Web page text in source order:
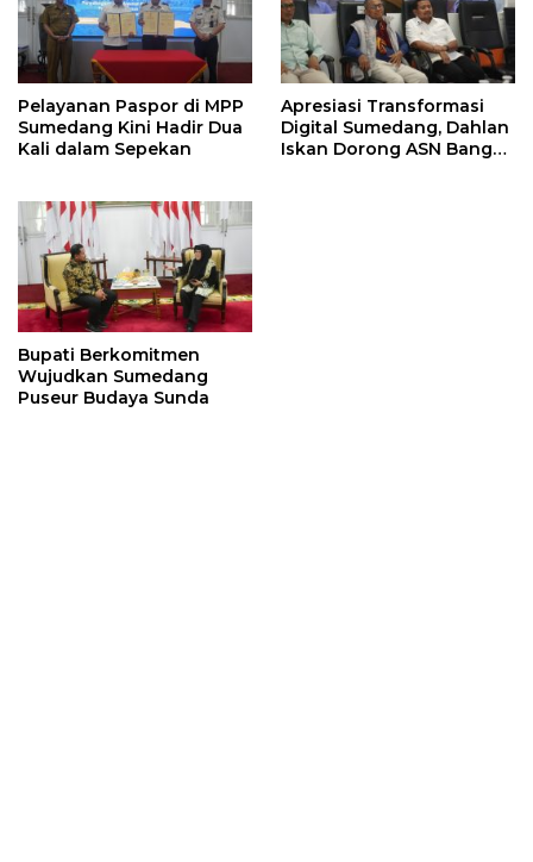
Pelayanan Paspor di MPP
Sumedang Kini Hadir Dua
Kali dalam Sepekan
Apresiasi Transformasi
Digital Sumedang, Dahlan
Iskan Dorong ASN Bangun
Bupati Berkomitmen
Wujudkan Sumedang
Puseur Budaya Sunda